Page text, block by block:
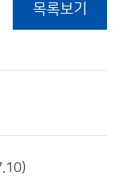
목록보기